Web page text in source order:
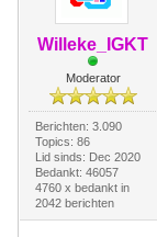
Willeke_IGKT
Moderator
Berichten: 3.090
Topics: 86
Lid sinds: Dec 2020
Bedankt: 46057
4760 x bedankt in
2042 berichten